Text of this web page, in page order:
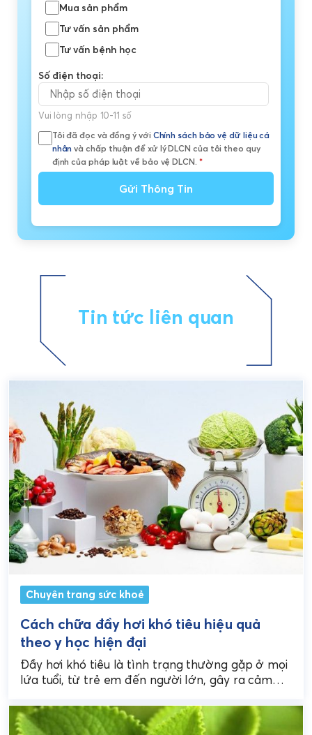
Mua sản phẩm
Tư vấn sản phẩm
Tư vấn bệnh học
Số điện thoại:
Vui lòng nhập 10-11 số
Tôi đã đọc và đồng ý với Chính sách bảo vệ dữ liệu cá
nhân và chấp thuận để xử lý DLCN của tôi theo quy
định của pháp luật về bảo vệ DLCN. *
Gửi Thông Tin
Tin tức liên quan
Chuyên trang sức khoẻ
Cách chữa đầy hơi khó tiêu hiệu quả
theo y học hiện đại
Đầy hơi khó tiêu là tình trạng thường gặp ở mọi
lứa tuổi, từ trẻ em đến người lớn, gây ra cảm